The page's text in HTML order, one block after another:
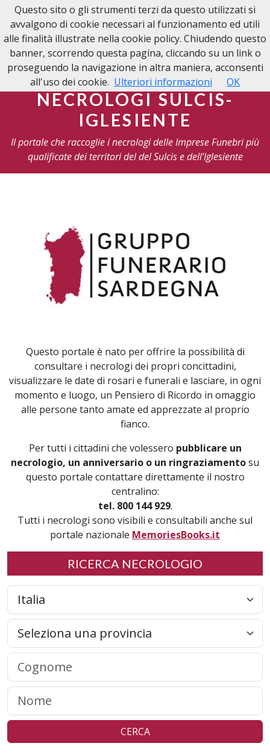
NECROLOGI
SULCIS-IGLESIENTE
NECROLOGI SULCIS-
IGLESIENTE
Il portale che raccoglie i necrologi delle Imprese Funebri più
qualificate dei territori del del Sulcis e dell'Iglesiente
Questo portale è nato per offrire la possibilità di
consultare i necrologi dei propri concittadini,
visualizzare le date di rosari e funerali e lasciare, in ogni
momento e luogo, un Pensiero di Ricordo in omaggio
alle persone tanto amate ed apprezzate al proprio
fianco.
Per tutti i cittadini che volessero pubblicare un
necrologio, un anniversario o un ringraziamentosu
questo portale contattare direttamente il nostro
centralino:
tel. 800 144 929.
Tutti i necrologi sono visibili e consultabili anche sul
portale nazionale MemoriesBooks.it
RICERCA NECROLOGIO
CERCA
Questo sito o gli strumenti terzi da questo utilizzati si
avvalgono di cookie necessari al funzionamento ed utili
alle finalità illustrate nella cookie policy. Chiudendo questo
banner, scorrendo questa pagina, cliccando su un link o
proseguendo la navigazione in altra maniera, acconsenti
all'uso dei cookie. Ulteriori informazioni OK